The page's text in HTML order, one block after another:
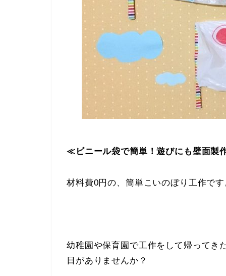
≪ビニール袋で簡単！遊びにも壁面製
材料費0円の、簡単こいのぼり工作で
幼稚園や保育園で工作をして帰ってき
日がありませんか？